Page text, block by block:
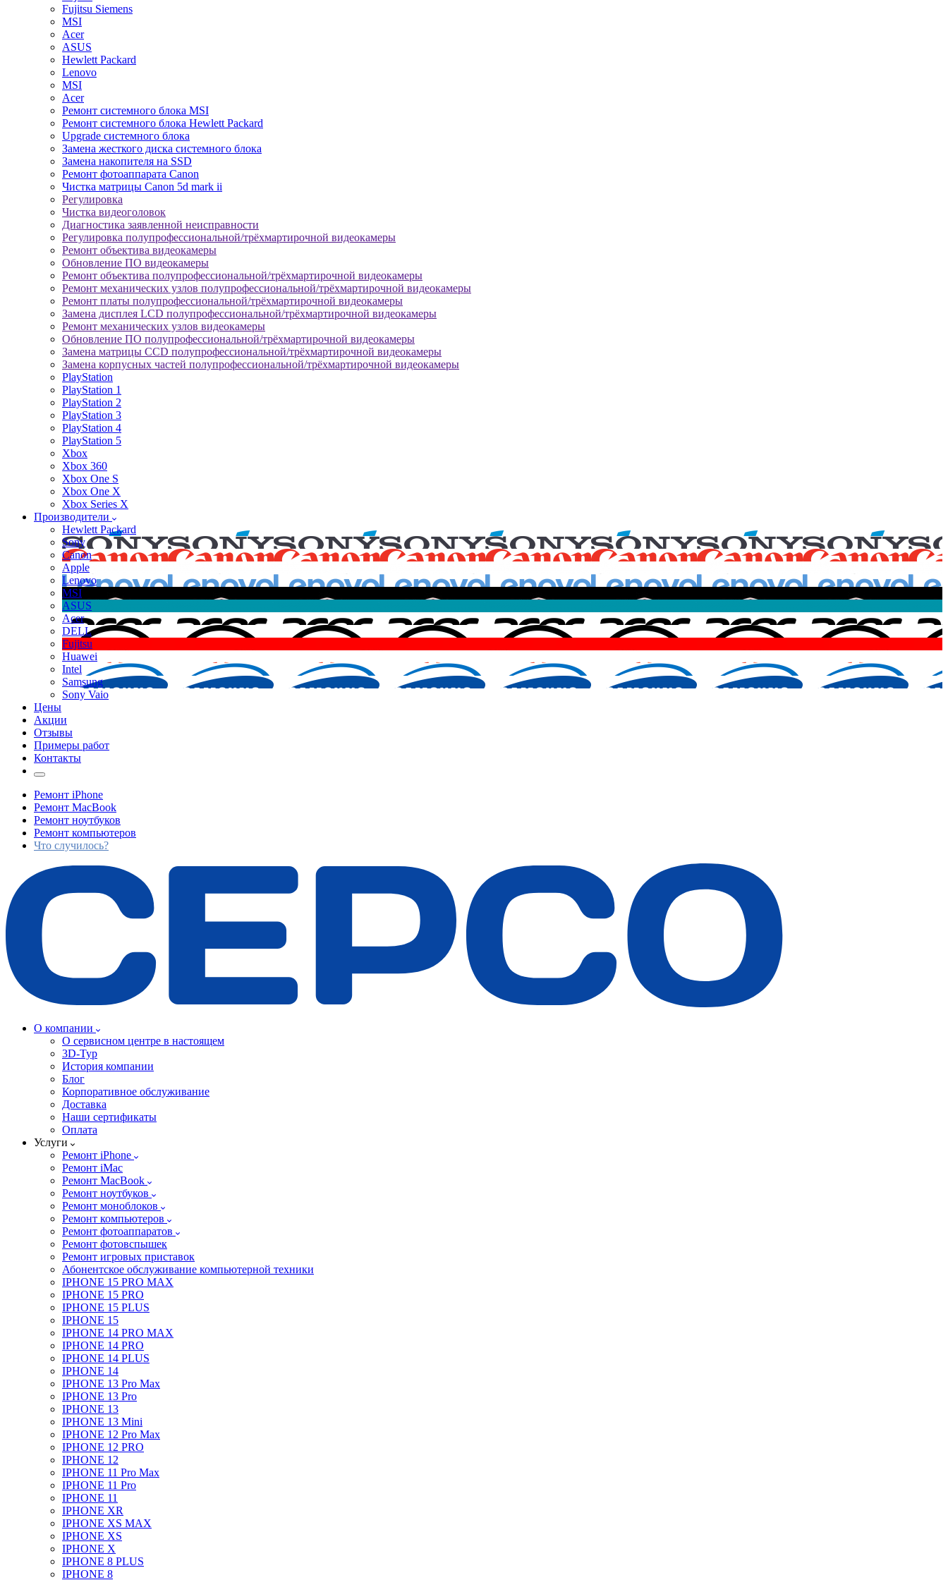
Fujitsu Siemens
MSI
Acer
ASUS
Hewlett Packard
Lenovo
MSI
Acer
Ремонт системного блока MSI
Ремонт системного блока Hewlett Packard
Upgrade системного блока
Замена жесткого диска системного блока
Замена накопителя на SSD
Ремонт фотоаппарата Canon
Чистка матрицы Canon 5d mark ii
Регулировка
Чистка видеоголовок
Диагностика заявленной неисправности
Регулировка полупрофессиональной/трёхмартирочной видеокамеры
Ремонт объектива видеокамеры
Обновление ПО видеокамеры
Ремонт объектива полупрофессиональной/трёхмартирочной видеокамеры
Ремонт механических узлов полупрофессиональной/трёхмартирочной видеокамеры
Ремонт платы полупрофессиональной/трёхмартирочной видеокамеры
Замена дисплея LCD полупрофессиональной/трёхмартирочной видеокамеры
Ремонт механических узлов видеокамеры
Обновление ПО полупрофессиональной/трёхмартирочной видеокамеры
Замена матрицы CCD полупрофессиональной/трёхмартирочной видеокамеры
Замена корпусных частей полупрофессиональной/трёхмартирочной видеокамеры
PlayStation
PlayStation 1
PlayStation 2
PlayStation 3
PlayStation 4
PlayStation 5
Xbox
Xbox 360
Xbox One S
Xbox One X
Xbox Series X
Производители
Hewlett Packard
Sony
Canon
Apple
Lenovo
MSI
ASUS
Acer
DELL
Fujitsu
Huawei
Intel
Samsung
Sony Vaio
Цены
Акции
Отзывы
Примеры работ
Контакты
Ремонт iPhone
Ремонт MacBook
Ремонт ноутбуков
Ремонт компьютеров
Что случилось?
О компании
О сервисном центре в настоящем
3D-Тур
История компании
Блог
Корпоративное обслуживание
Доставка
Наши сертификаты
Оплата
Услуги
Ремонт iPhone
Ремонт iMac
Ремонт MacBook
Ремонт ноутбуков
Ремонт моноблоков
Ремонт компьютеров
Ремонт фотоаппаратов
Ремонт фотовспышек
Ремонт игровых приставок
Абонентское обслуживание компьютерной техники
IPHONE 15 PRO MAX
IPHONE 15 PRO
IPHONE 15 PLUS
IPHONE 15
IPHONE 14 PRO MAX
IPHONE 14 PRO
IPHONE 14 PLUS
IPHONE 14
IPHONE 13 Pro Max
IPHONE 13 Pro
IPHONE 13
IPHONE 13 Mini
IPHONE 12 Pro Max
IPHONE 12 PRO
IPHONE 12
IPHONE 11 Pro Max
IPHONE 11 Pro
IPHONE 11
IPHONE XR
IPHONE XS MAX
IPHONE XS
IPHONE X
IPHONE 8 PLUS
IPHONE 8